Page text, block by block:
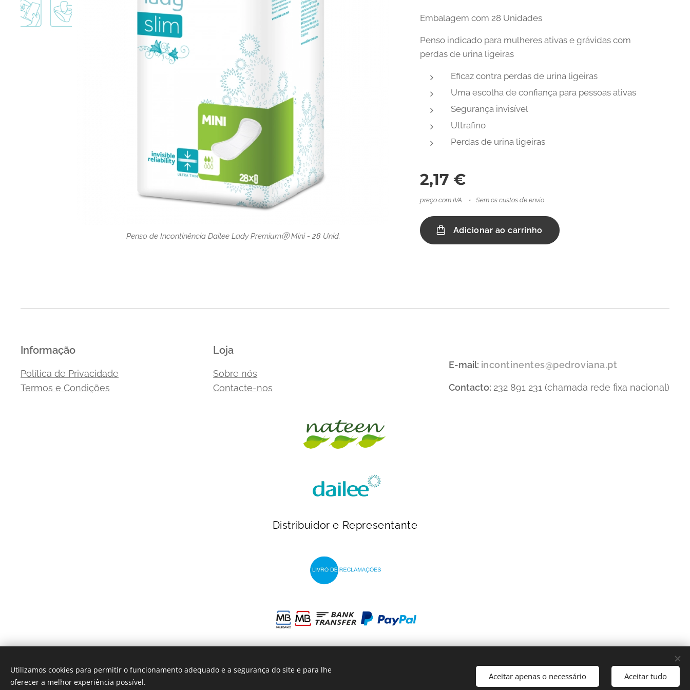
Penso de Incontinência Dailee Lady PremiumⓇ Mini - 28 Unid.
Penso de Incontinência Dailee Lady PremiumⓇ Mini - 28 Unid.
Como aplicar penso de incontinência
Embalagem com 28 Unidades
Penso indicado para mulheres ativas e grávidas com
perdas de urina ligeiras
Eficaz contra perdas de urina ligeiras
Uma escolha de confiança para pessoas ativas
Segurança invisível
Ultrafino
Perdas de urina ligeiras
2,17 €
preço com IVA Sem os custos de envio
Adicionar ao carrinho
Informação
Política de Privacidade
Termos e Condições
Loja
Sobre nós
Contacte-nos
E-mail: incontinentes@pedroviana.pt
Contacto: 232 891 231 (chamada rede fixa nacional)
Distribuidor e Representante
Utilizamos cookies para permitir o funcionamento adequado e a segurança do site e para lhe
oferecer a melhor experiência possível.
Aceitar apenas o necessário Aceitar tudo